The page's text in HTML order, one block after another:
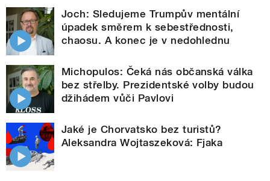
Joch: Sledujeme Trumpův mentální
úpadek směrem k sebestřednosti,
chaosu. A konec je v nedohlednu
Michopulos: Čeká nás občanská válka
bez střelby. Prezidentské volby budou
džihádem vůči Pavlovi
Jaké je Chorvatsko bez turistů?
Aleksandra Wojtaszeková: Fjaka